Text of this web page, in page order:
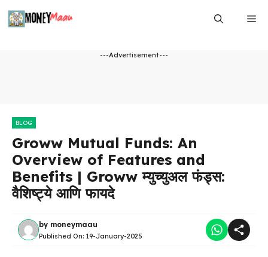
Skip
---Advertisement---
BLOG
Groww Mutual Funds: An
Overview of Features and
Benefits | Groww म्युच्युअल फंड्स:
वैशिष्ट्ये आणि फायदे
by moneymaau
Published On: 19-January-2025